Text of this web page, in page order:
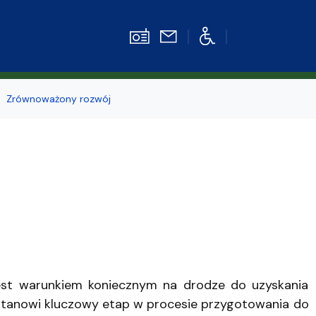
Zrównoważony rozwój
warunkiem koniecznym na drodze do uzyskania
kluczowy etap w procesie przygotowania do